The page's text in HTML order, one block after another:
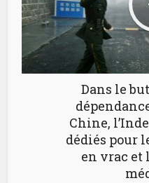
Dans le
Chine,
dédiés pour
en vrac et